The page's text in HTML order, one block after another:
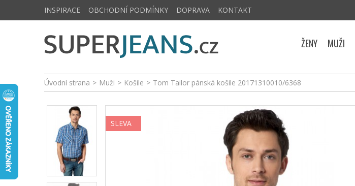
Úvodní strana > Muži > Košile > Tom Tailor pánská košile 20171310010/6368
SLEVA
INSPIRACE OBCHODNÍ PODMÍNKY DOPRAVA KONTAKT
ŽENY MUŽI